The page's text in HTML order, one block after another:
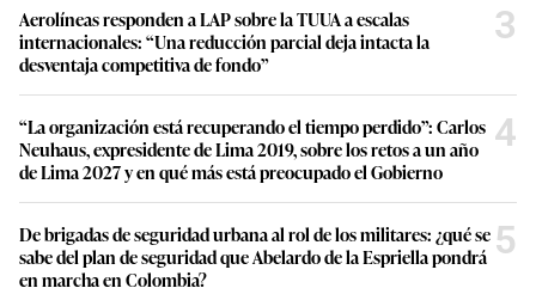
Aerolíneas responden a LAP sobre la TUUA a escalas
internacionales: “Una reducción parcial deja intacta la
desventaja competitiva de fondo”
3
“La organización está recuperando el tiempo perdido”: Carlos
Neuhaus, expresidente de Lima 2019, sobre los retos a un año
de Lima 2027 y en qué más está preocupado el Gobierno
4
De brigadas de seguridad urbana al rol de los militares: ¿qué se
sabe del plan de seguridad que Abelardo de la Espriella pondrá
en marcha en Colombia?
5